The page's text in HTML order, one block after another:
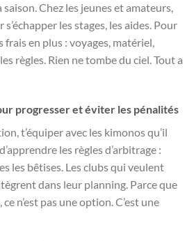
Chez les jeunes et amateurs,
les stages, les aides. Pour
frais en plus : voyages, matériel,
règles. Rien ne tombe du ciel. Tout a
progresser et éviter les pénalités
t’équiper avec les kimonos qu’il
les règles d’arbitrage :
les bêtises. Les clubs qui veulent
dans leur planning. Parce que
n’est pas une option. C’est une